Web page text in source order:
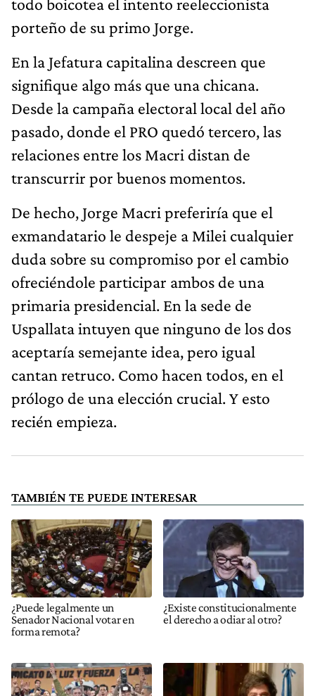
porteño de su primo Jorge.
En la Jefatura capitalina descreen que
signifique algo más que una chicana.
Desde la campaña electoral local del año
pasado, donde el PRO quedó tercero, las
relaciones entre los Macri distan de
transcurrir por buenos momentos.
De hecho, Jorge Macri preferiría que el
exmandatario le despeje a Milei cualquier
duda sobre su compromiso por el cambio
ofreciéndole participar ambos de una
primaria presidencial. En la sede de
Uspallata intuyen que ninguno de los dos
aceptaría semejante idea, pero igual
cantan retruco. Como hacen todos, en el
prólogo de una elección crucial. Y esto
recién empieza.
TAMBIÉN TE PUEDE INTERESAR
¿Puede legalmente un
Senador Nacional votar en
forma remota?
¿Existe constitucionalmente
el derecho a odiar al otro?